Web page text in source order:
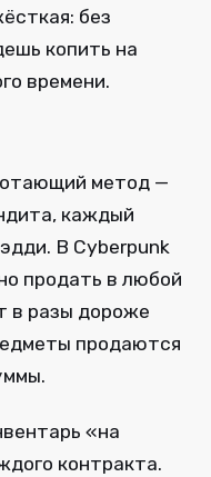
без
копить на
времени.
метод —
каждый
В Cyberpunk
продать в любой
в разы дороже
продаются
«на
контракта.